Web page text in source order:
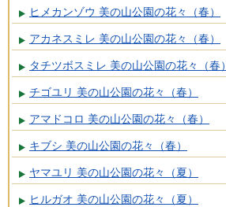
ヒメカンゾウ 美の山公園の花々（春）
アカネスミレ 美の山公園の花々（春）
タチツボスミレ 美の山公園の花々（春）
チゴユリ 美の山公園の花々（春）
アマドコロ 美の山公園の花々（春）
キブシ 美の山公園の花々（春）
ヤマユリ 美の山公園の花々（夏）
ヒルガオ 美の山公園の花々（夏）